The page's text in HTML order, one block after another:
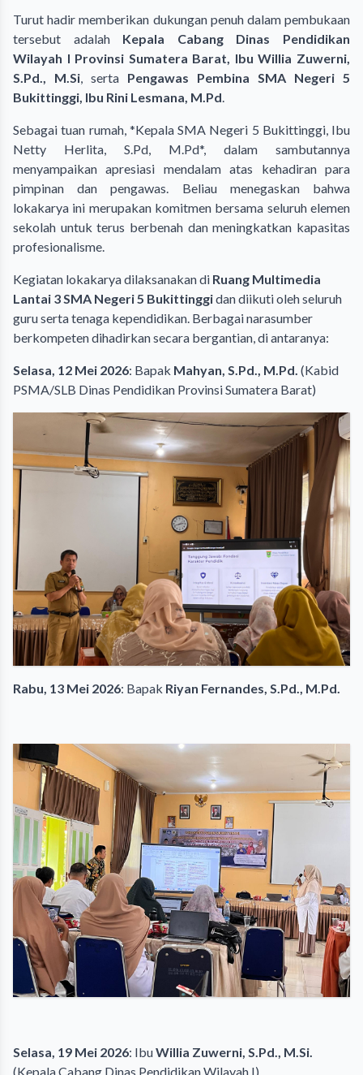
Turut hadir memberikan dukungan penuh dalam pembukaan
tersebut adalah Kepala Cabang Dinas Pendidikan
Wilayah I Provinsi Sumatera Barat, Ibu Willia Zuwerni,
S.Pd., M.Si, serta Pengawas Pembina SMA Negeri 5
Bukittinggi, Ibu Rini Lesmana, M.Pd.
Sebagai tuan rumah, *Kepala SMA Negeri 5 Bukittinggi, Ibu
Netty Herlita, S.Pd, M.Pd*, dalam sambutannya
menyampaikan apresiasi mendalam atas kehadiran para
pimpinan dan pengawas. Beliau menegaskan bahwa
lokakarya ini merupakan komitmen bersama seluruh elemen
sekolah untuk terus berbenah dan meningkatkan kapasitas
profesionalisme.
Kegiatan lokakarya dilaksanakan di Ruang Multimedia
Lantai 3 SMA Negeri 5 Bukittinggidan diikuti oleh seluruh
guru serta tenaga kependidikan. Berbagai narasumber
berkompeten dihadirkan secara bergantian, di antaranya:
Selasa, 12 Mei 2026: Bapak Mahyan, S.Pd., M.Pd. (Kabid
PSMA/SLB Dinas Pendidikan Provinsi Sumatera Barat)
Rabu, 13 Mei 2026: Bapak Riyan Fernandes, S.Pd., M.Pd.
Selasa, 19 Mei 2026: IbuWillia Zuwerni, S.Pd., M.Si.
(Kepala Cabang Dinas Pendidikan Wilayah I)